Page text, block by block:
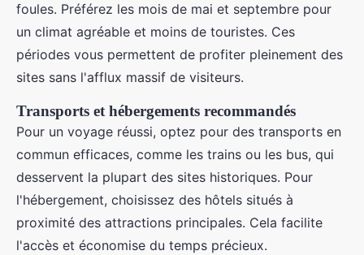
foules. Préférez les mois de mai et septembre pour
un climat agréable et moins de touristes. Ces
périodes vous permettent de profiter pleinement des
sites sans l'afflux massif de visiteurs.
Transports et hébergements recommandés
Pour un voyage réussi, optez pour des transports en
commun efficaces, comme les trains ou les bus, qui
desservent la plupart des sites historiques. Pour
l'hébergement, choisissez des hôtels situés à
proximité des attractions principales. Cela facilite
l'accès et économise du temps précieux.